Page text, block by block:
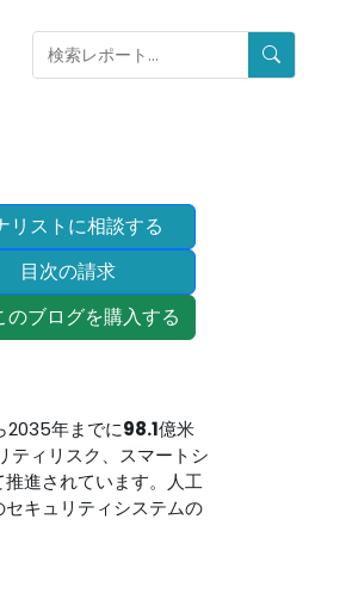
リストに相談する
目次の請求
のブログを購入する
2035年までに98.1億米
ティリスク、スマートシ
進されています。人工
キュリティシステムの